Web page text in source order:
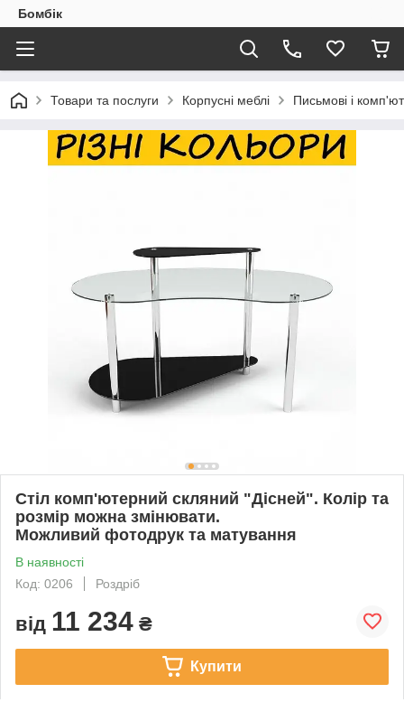
Бомбік
Товари та послуги Корпусні меблі Письмові і
Стіл комп'ютерний скляний "Дісней". Колір та
розмір можна змінювати.
Можливий фотодрук та матування
В наявності
Код: 0206
Роздріб
від 11 234 ₴
Купити